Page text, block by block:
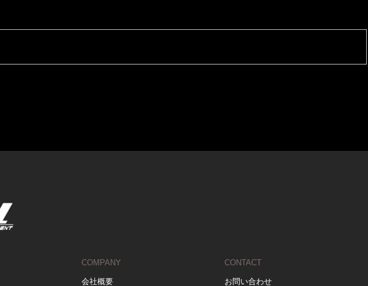
COMPANY
会社概要
CONTACT
お問い合わせ